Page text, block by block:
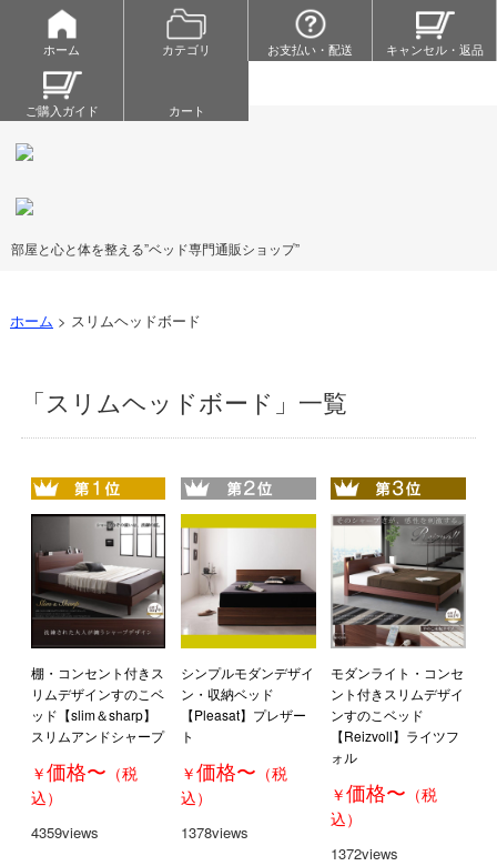
ホーム カテゴリ お支払い・配送 キャンセル・返品
ご購入ガイド カート
部屋と心と体を整える”ベッド専門通販ショップ”
ホーム > スリムヘッドボード
「スリムヘッドボード」一覧
棚・コンセント付きス
リムデザインすのこベ
ッド【slim＆sharp】
スリムアンドシャープ
￥価格〜 （税
込）
4359views
シンプルモダンデザイ
ン・収納ベッド
【Pleasat】プレザー
ト
￥価格〜 （税
込）
1378views
モダンライト・コンセ
ント付きスリムデザイ
ンすのこベッド
【Reizvoll】ライツフ
ォル
￥価格〜 （税
込）
1372views